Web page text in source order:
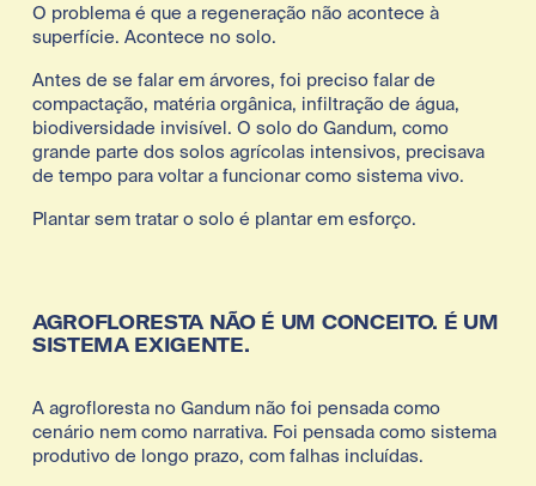
O problema é que a regeneração não acontece à
superfície. Acontece no solo.
Antes de se falar em árvores, foi preciso falar de
compactação, matéria orgânica, infiltração de água,
biodiversidade invisível. O solo do Gandum, como
grande parte dos solos agrícolas intensivos, precisava
de tempo para voltar a funcionar como sistema vivo.
Plantar sem tratar o solo é plantar em esforço.
AGROFLORESTA NÃO É UM CONCEITO. É UM
SISTEMA EXIGENTE.
A agrofloresta no Gandum não foi pensada como
cenário nem como narrativa. Foi pensada como sistema
produtivo de longo prazo, com falhas incluídas.